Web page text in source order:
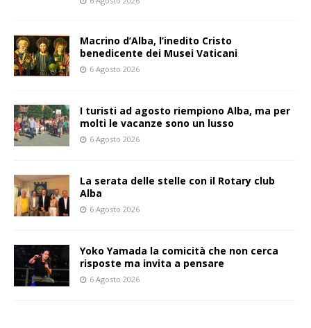
Macrino d’Alba, l’inedito Cristo
benedicente dei Musei Vaticani
6 Agosto 2026
I turisti ad agosto riempiono Alba, ma per
molti le vacanze sono un lusso
6 Agosto 2026
La serata delle stelle con il Rotary club
Alba
6 Agosto 2026
Yoko Yamada la comicità che non cerca
risposte ma invita a pensare
6 Agosto 2026